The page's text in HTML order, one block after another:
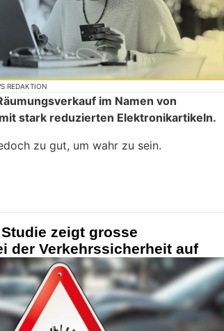
REDAKTION
im Namen von
stark reduzierten Elektronikartikeln.
zu gut, um wahr zu sein.
zeigt grosse
der Verkehrssicherheit auf